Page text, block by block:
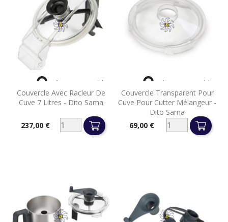
Couvercle Avec Racleur De
Cuve 7 Litres - Dito Sama
Prix237,00 €
 Aperçu rapide
Couvercle Transparent Pour
Cuve Pour Cutter Mélangeur -
Dito Sama
Prix69,00 €
 Aperçu rapide